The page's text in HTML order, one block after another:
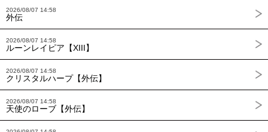
2026/08/07 14:58
外伝
2026/08/07 14:58
ルーンレイピア【XIII】
2026/08/07 14:58
クリスタルハープ【外伝】
2026/08/07 14:58
天使のローブ【外伝】